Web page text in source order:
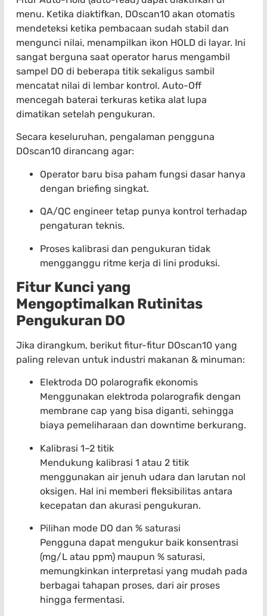
menu. Ketika diaktifkan, DOscan10 akan otomatis
mendeteksi ketika pembacaan sudah stabil dan
mengunci nilai, menampilkan ikon HOLD di layar. Ini
sangat berguna saat operator harus mengambil
sampel DO di beberapa titik sekaligus sambil
mencatat nilai di lembar kontrol. Auto-Off
mencegah baterai terkuras ketika alat lupa
dimatikan setelah pengukuran.
Secara keseluruhan, pengalaman pengguna
DOscan10 dirancang agar:
Operator baru bisa paham fungsi dasar hanya
dengan briefing singkat.
QA/QC engineer tetap punya kontrol terhadap
pengaturan teknis.
Proses kalibrasi dan pengukuran tidak
mengganggu ritme kerja di lini produksi.
Fitur Kunci yang
Mengoptimalkan Rutinitas
Pengukuran DO
Jika dirangkum, berikut fitur-fitur DOscan10 yang
paling relevan untuk industri makanan & minuman:
Elektroda DO polarografik ekonomis
Menggunakan elektroda polarografik dengan
membrane cap yang bisa diganti, sehingga
biaya pemeliharaan dan downtime berkurang.
Kalibrasi 1–2 titik
Mendukung kalibrasi 1 atau 2 titik
menggunakan air jenuh udara dan larutan nol
oksigen. Hal ini memberi fleksibilitas antara
kecepatan dan akurasi pengukuran.
Pilihan mode DO dan % saturasi
Pengguna dapat mengukur baik konsentrasi
(mg/L atau ppm) maupun % saturasi,
memungkinkan interpretasi yang mudah pada
berbagai tahapan proses, dari air proses
hingga fermentasi.